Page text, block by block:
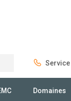
Service
Domaines